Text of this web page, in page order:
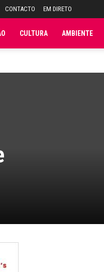
CONTACTO EM DIRETO
CULTURA AMBIENTE